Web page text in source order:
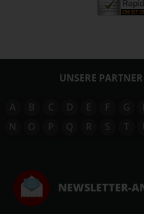
UNSERE PARTNER
A B C D E F G
N
O P Q R S T
NEWSLETTER-